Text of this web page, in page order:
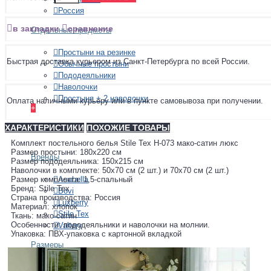
Россия
Отдельные предметы
Простыни на резинке
Обычные простыни
Пододеяльники
Наволочки
Простыня + 2 наволочки
+
ПОКРЫВАЛА
Бренды
Asabella
Bovi
Luxberry
Stile Tex
Valtery
Размеры
150х210 см
в закладки сравнение
Быстрая доставка курьером из Санкт-Петербурга по всей России.
Оплата наличными курьеру или в пункте самовывоза при получении.
ХАРАКТЕРИСТИКИ ПОХОЖИЕ ТОВАРЫ
Комплект постельного белья Stile Tex H-073 мако-сатин люкс
Размер простыни: 180х220 см
Размер пододеяльника: 150х215 см
Наволочки в комплекте: 50х70 см (2 шт.) и 70х70 см (2 шт.)
Размер комплекта: 1,5-спальный
Бренд: Stile Tex
Страна производства: Россия
Материал: хлопок
Ткань: мако-сатин
Особенности: пододеяльники и наволочки на молнии.
Упаковка: ПВХ-упаковка с картонной вкладкой